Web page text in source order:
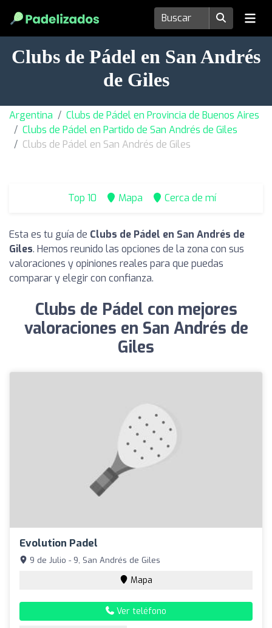
Clubs de Pádel en San Andrés
de Giles
Argentina
Clubs de Pádel en Provincia de Buenos Aires
Clubs de Pádel en Partido de San Andrés de Giles
Clubs de Pádel en San Andrés de Giles
Top 10 Mapa Cerca de mí
Esta es tu guía de Clubs de Pádel en San Andrés de
Giles. Hemos reunido las opciones de la zona con sus
valoraciones y opiniones reales para que puedas
comparar y elegir con confianza.
Clubs de Pádel con mejores
valoraciones en San Andrés de
Giles
Evolution Padel
9 de Julio - 9, San Andrés de Giles
Mapa
Ver teléfono